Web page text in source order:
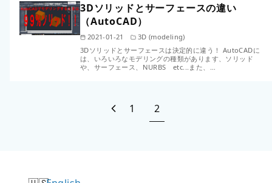
3Dソリッドとサーフェースの違い
（AutoCAD）
2021-01-21
3D (modeling)
3Dソリッドとサーフェースは決定的に違う！ AutoCADに
は、いろいろなモデリングの種類があります、ソリッド
や、サーフェース、NURBS etc...また、…
1 2